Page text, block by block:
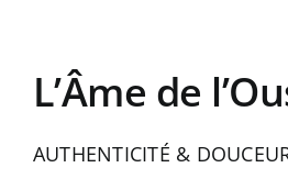
L’Âme de
AUTHENTICITÉ &